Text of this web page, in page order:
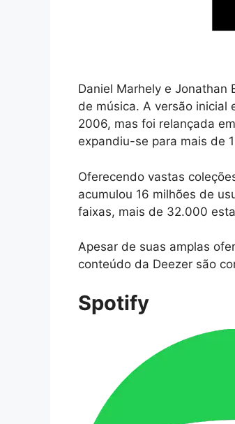
Daniel Marhely e Jonathan
de música. A versão
2006, mas foi relançada
expandiu-se para mais de
Oferecendo vastas
acumulou 16 milhões de
faixas, mais de 32.000
Apesar de suas amplas
conteúdo da Deezer são
Spotify